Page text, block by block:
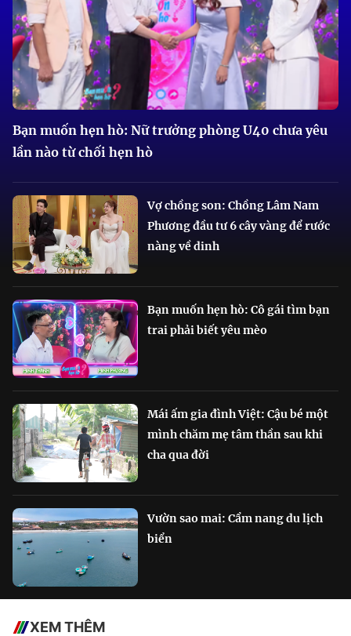
Bạn muốn hẹn hò: Nữ trưởng phòng U40 chưa yêu
lần nào từ chối hẹn hò
Vợ chồng son: Chồng Lâm Nam
Phương đầu tư 6 cây vàng để rước
nàng về dinh
Bạn muốn hẹn hò: Cô gái tìm bạn
trai phải biết yêu mèo
Mái ấm gia đình Việt: Cậu bé một
mình chăm mẹ tâm thần sau khi
cha qua đời
Vườn sao mai: Cẩm nang du lịch
biển
XEM THÊM